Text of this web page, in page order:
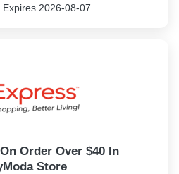
Expires 2026-08-07
Order Over $40 In
Store